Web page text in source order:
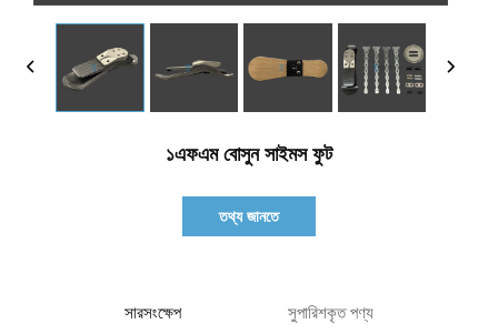
১এফএম বোসুন সাইমস ফুট
তথ্য জানতে
সারসংক্ষেপ সুপারিশকৃত পণ্য